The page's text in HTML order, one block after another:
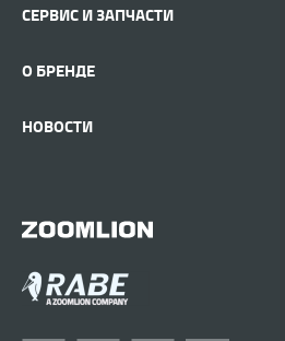
СЕРВИС И ЗАПЧАСТИ
О БРЕНДЕ
НОВОСТИ